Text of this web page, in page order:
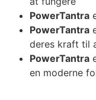
PowerTantra
PowerTantra
deres kraft til
PowerTantra
en moderne